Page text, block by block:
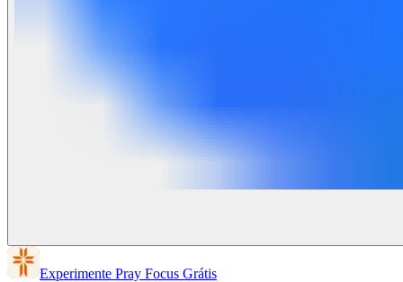
Experimente Pray Focus Grátis